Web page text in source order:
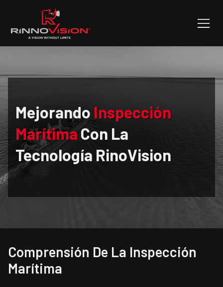
Mejorando Inspección
MarítimaCon La
Tecnología RinoVision
Comprensión De La Inspección
Marítima